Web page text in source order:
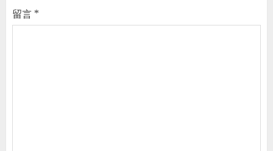
留言 *